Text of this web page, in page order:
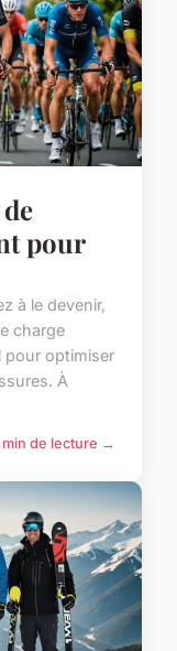
pour
à le devenir,
charge
pour optimiser
À
min de lecture →